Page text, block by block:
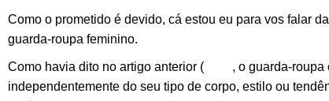
Como o prometido é devido, cá estou eu para vos falar
guarda-roupa feminino.
Como havia dito no artigo anterior (
, o guarda-
independentemente do seu tipo de corpo, estilo ou